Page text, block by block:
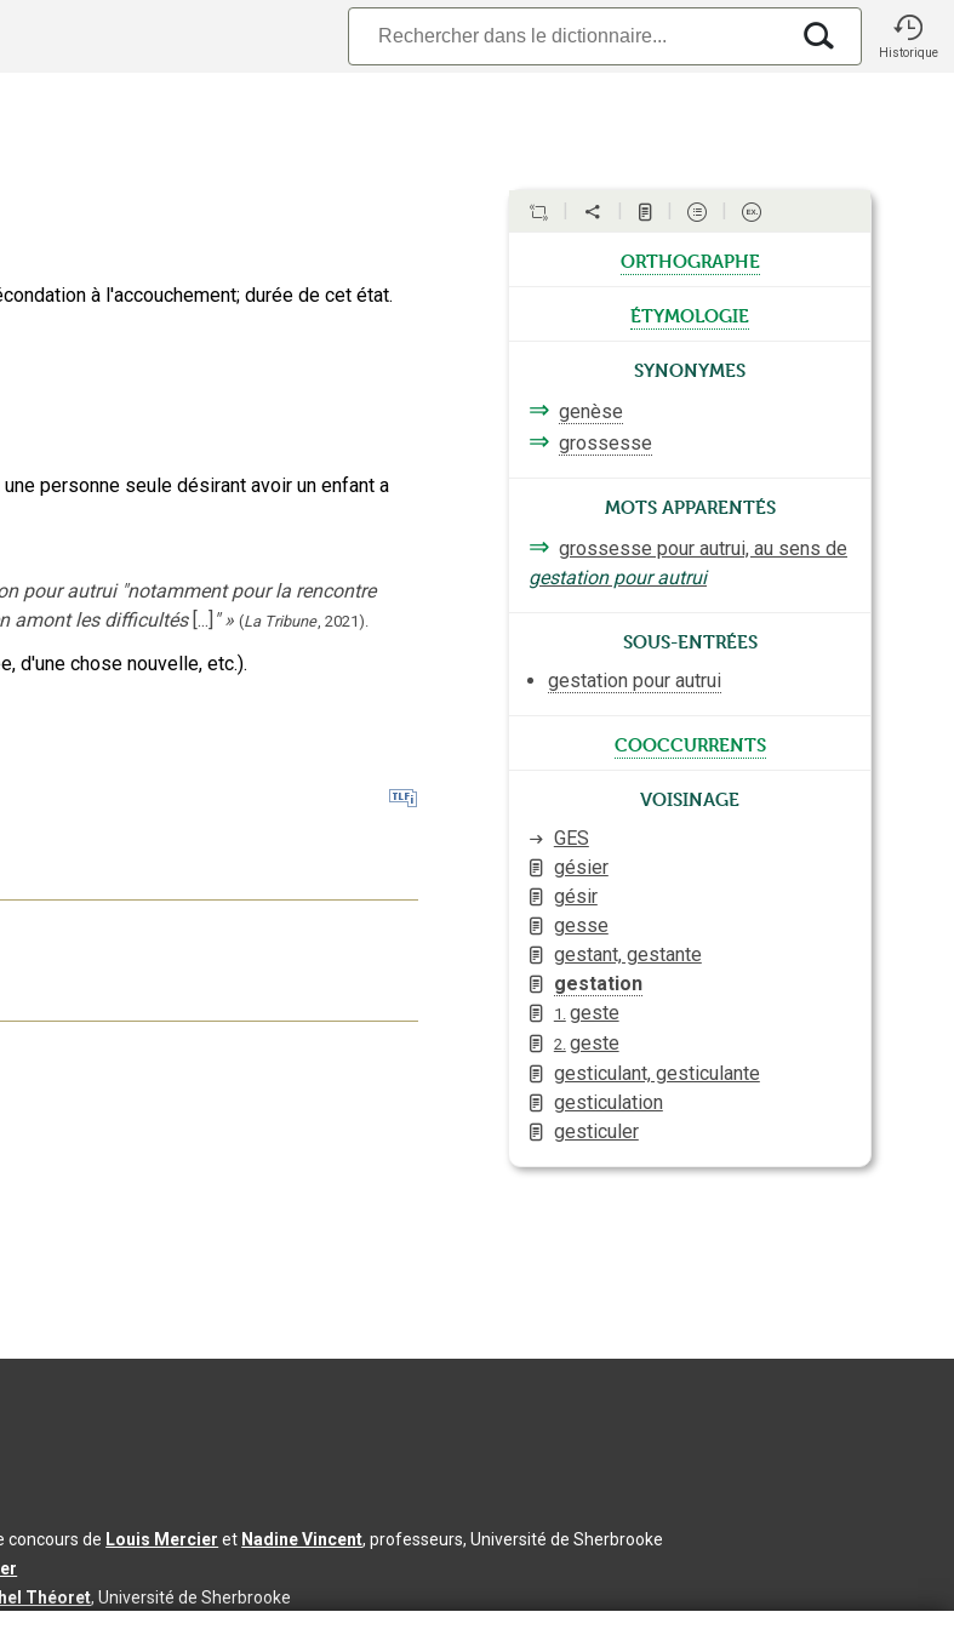
Historique
à l'accouchement; durée de cet état.
personne seule désirant avoir un enfant a
pour autrui "notamment pour la rencontre
amont les difficultés [...] " » (La Tribune 2021).
d'une chose nouvelle, etc.).
orthographe
étymologie
Synonymes
⇒ genèse
⇒ grossesse
Mots apparentés
⇒ grossesse pour autrui, au sens de
gestation pour autrui
Sous-entrées
gestation pour autrui
cooccurrents
Voisinage
GES
gésier
gésir
gesse
gestant, gestante
gestation
1. geste
2. geste
gesticulant, gesticulante
gesticulation
gesticuler
concours de Louis Mercier et Nadine Vincent, professeurs, Université de Sherbrooke
Théoret, Université de Sherbrooke